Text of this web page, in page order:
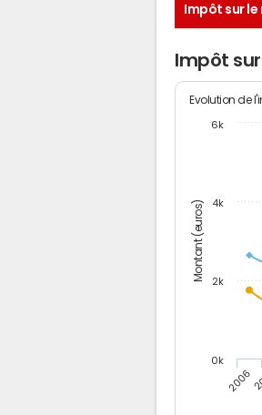
Impôt sur le
Impôt
Montant (euros)
Evolution de
2006
0k
2k
4k
6k